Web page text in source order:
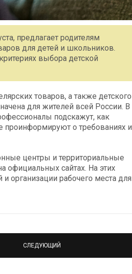
предлагает родителям
для детей и школьников.
выбора детской
товаров, а также детского
для жителей всей России. В
подскажут, как
проинформируют о требованиях и
центры и территориальные
официальных сайтах. На этих
организации рабочего места для
СЛЕДУЮЩИЙ